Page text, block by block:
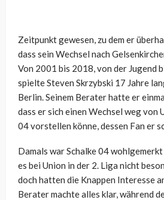
Zeitpunkt gewesen, zu dem er
dass sein Wechsel nach
Von 2001 bis 2018, von der Jugend
spielte Steven Skrzybski 17 Jahre
Berlin. Seinem Berater hatte er
dass er sich einen Wechsel weg von
04 vorstellen könne, dessen Fan er
Damals war Schalke 04
es bei Union in der 2. Liga nicht
doch hatten die Knappen Interesse
Berater machte alles klar, während